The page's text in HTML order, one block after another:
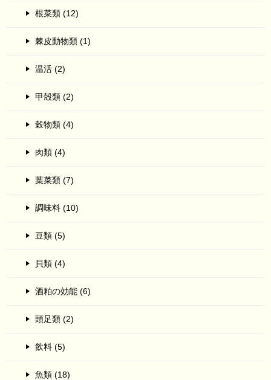
根菜類 (12)
棘皮動物類 (1)
温活 (2)
甲殻類 (2)
穀物類 (4)
肉類 (4)
葉菜類 (7)
調味料 (10)
豆類 (5)
貝類 (4)
酒粕の効能 (6)
頭足類 (2)
飲料 (5)
魚類 (18)